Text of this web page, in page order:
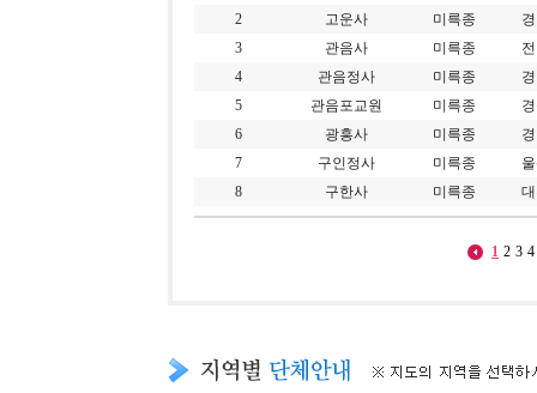
2
고운사 미륵종
3
관음사 미륵종
4
관음정사 미륵종
5
관음포교원 미륵종
6
광흥사 미륵종
7
구인정사 미륵종
8
구한사 미륵종
1 2 3 4